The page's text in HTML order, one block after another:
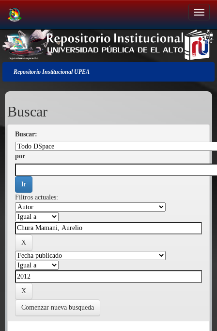
Salir
de
la
navegación
Repositorio Institucional UPEA
Buscar
Buscar:
por
Filtros actuales:
Comenzar nueva busqueda